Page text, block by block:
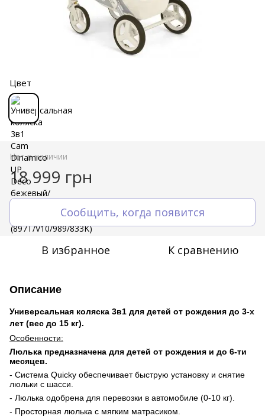
Цвет
Нет в наличии
18 999 грн
Сообщить, когда появится
В избранное К сравнению
Описание
Универсальная коляска 3в1 для детей от рождения до 3-х
лет (вес до 15 кг).
Особенности:
Люлька предназначена для детей от рождения и до 6-ти
месяцев.
- Система Quicky обеспечивает быструю установку и снятие
люльки с шасси.
- Люлька одобрена для перевозки в автомобиле (0-10 кг).
- Просторная люлька с мягким матрасиком.